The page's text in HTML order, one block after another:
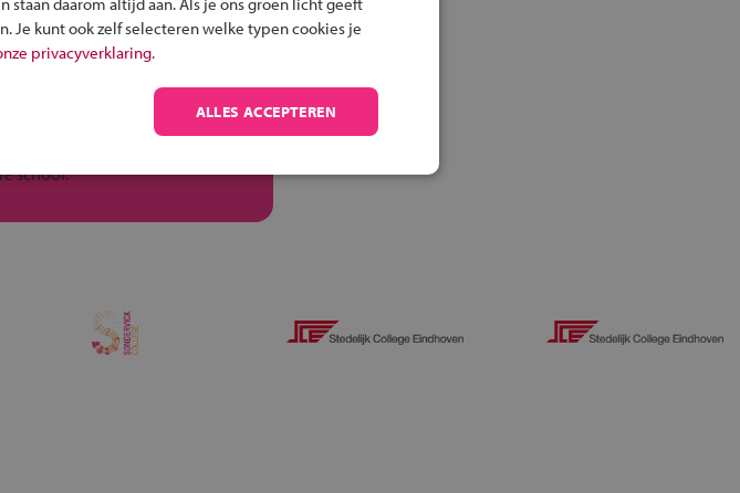
school.
Je kunt ook zelf selecteren welke typen cookies je
privacyverklaring.
ALLES ACCEPTEREN